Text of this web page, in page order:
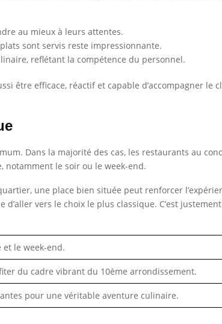
au mieux à leurs attentes.
sont servis reste impressionnante.
reflétant la compétence du personnel.
être efficace, réactif et capable d’accompagner le
Dans la majorité des cas, les restaurants au
notamment le soir ou le week-end.
une place bien située peut renforcer
vers le choix le plus classique. C’est
et le week-end.
du cadre vibrant du 10ème arrondissement.
pour une véritable aventure culinaire.